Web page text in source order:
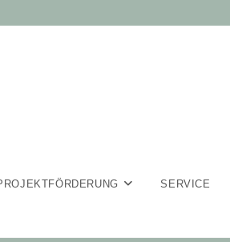
SERVICE